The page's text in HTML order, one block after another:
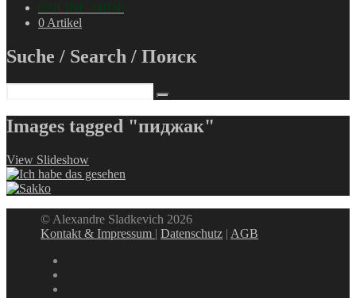
ONLINE-SHOP
0 Artikel
Suche / Search / Поиск
Images tagged "пиджак"
View Slideshow
© Alexandre Sladkevich 2026
Kontakt & Impressum |Datenschutz | AGB